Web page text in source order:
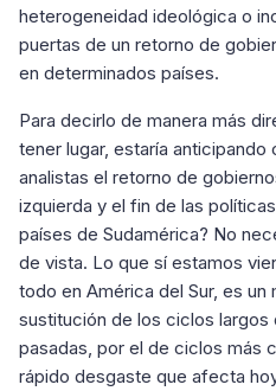
heterogeneidad ideológica o
puertas de un retorno de
en determinados países.
Para decirlo de manera más
tener lugar, estaría anticipando
analistas el retorno de
izquierda y el fin de las
países de Sudamérica? No
de vista. Lo que sí estamos
todo en América del Sur, es un
sustitución de los ciclos
pasadas, por el de ciclos más
rápido desgaste que afecta